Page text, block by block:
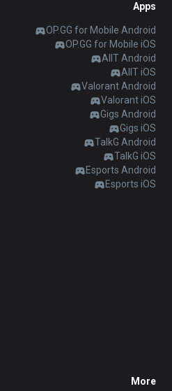
Apps
OP.GG for Mobile Android
OP.GG for Mobile iOS
AllT Android
AllT iOS
Valorant Android
Valorant iOS
Gigs Android
Gigs iOS
TalkG Android
TalkG iOS
Esports Android
Esports iOS
More